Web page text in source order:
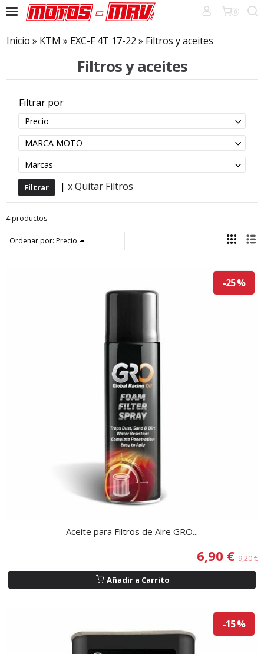
0
Inicio » KTM » EXC-F 4T 17-22 » Filtros y aceites
Filtros y aceites
Filtrar por
Precio
MARCA MOTO
Marcas
| x Quitar Filtros
4 productos
Ordenar por: Precio
-25 %
Aceite para Filtros de Aire GRO...
6,90 € 9,20 €
Añadir a Carrito
-15 %